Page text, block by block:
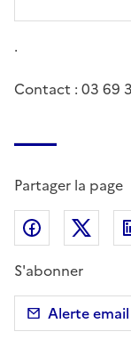
.
Contact : 03 69
Partager la page
Partager
S'abonner
Alerte email